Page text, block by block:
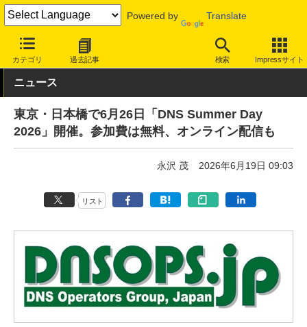
Powered by Translate
カテゴリ 過去記事 検索 Impressサイト
INTERNET Watch イベント
ニュース
東京・日本橋で6月26日「DNS Summer Day
2026」開催。参加費は無料、オンライン配信も
永沢 茂 2026年6月19日 09:03
リスト